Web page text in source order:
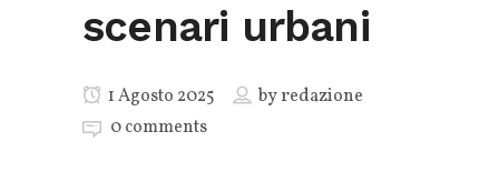
scenari urbani
1 Agosto 2025 byredazione
0 comments